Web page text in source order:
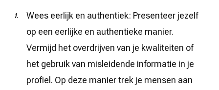
Wees eerlijk en authentiek: Presenteer jezelf
op een eerlijke en authentieke manier.
Vermijd het overdrijven van je kwaliteiten of
het gebruik van misleidende informatie in je
profiel. Op deze manier trek je mensen aan